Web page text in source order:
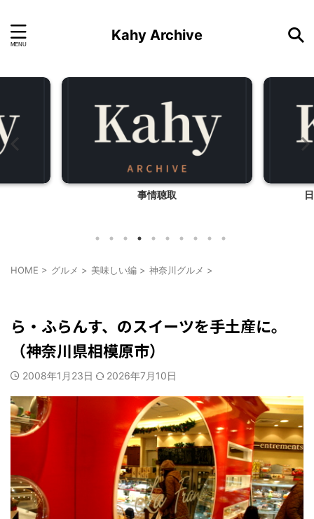
Kahy Archive
事情聴取
HOME > グルメ > 美味しい編 > 神奈川グルメ >
ら・ふらんす、のスイーツを手土産に。
（神奈川県相模原市）
2008年1月23日 2026年7月10日